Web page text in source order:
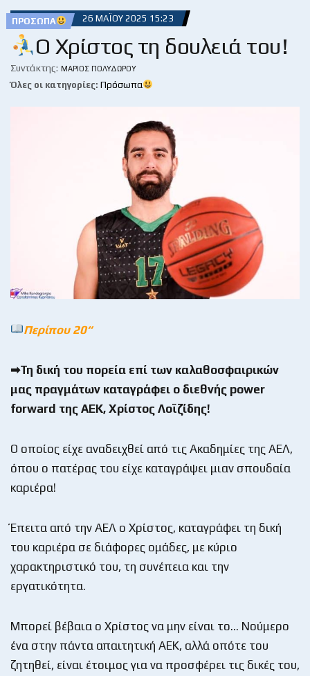
ΠΡΌΣΩΠΑ 26 ΜΑΪ́ΟΥ 2025 15:23
Ο Χρίστος τη δουλειά του!
Συντάκτης: ΜΆΡΙΟΣ ΠΟΛΥΔΏΡΟΥ
Όλες οι κατηγορίες: Πρόσωπα
Περίπου 20“
➡Τη δική του πορεία επί των καλαθοσφαιρικών
μας πραγμάτων καταγράφει ο διεθνής power
forward της ΑΕΚ, Χρίστος Λοϊζίδης!
Ο οποίος είχε αναδειχθεί από τις Ακαδημίες της ΑΕΛ,
όπου ο πατέρας του είχε καταγράψει μιαν σπουδαία
καριέρα!
Έπειτα από την ΑΕΛ ο Χρίστος, καταγράφει τη δική
του καριέρα σε διάφορες ομάδες, με κύριο
χαρακτηριστικό του, τη συνέπεια και την
εργατικότητα.
Μπορεί βέβαια ο Χρίστος να μην είναι το… Νούμερο
ένα στην πάντα απαιτητική ΑΕΚ, αλλά οπότε του
ζητηθεί, είναι έτοιμος για να προσφέρει τις δικές του,